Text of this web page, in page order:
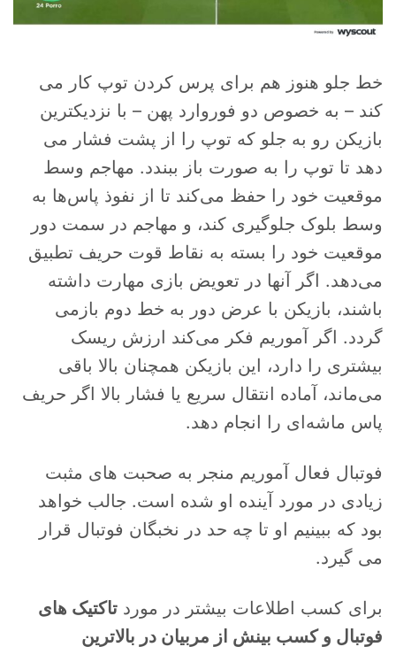
خط جلو هنوز هم برای پرس کردن توپ کار می
کند – به خصوص دو فوروارد پهن – با نزدیکترین
بازیکن رو به جلو که توپ را از پشت فشار می
دهد تا توپ را به صورت باز ببندد. مهاجم وسط
موقعیت خود را حفظ می‌کند تا از نفوذ پاس‌ها به
وسط بلوک جلوگیری کند، و مهاجم در سمت دور
موقعیت خود را بسته به نقاط قوت حریف تطبیق
می‌دهد. اگر آنها در تعویض بازی مهارت داشته
باشند، بازیکن با عرض دور به خط دوم بازمی
گردد. اگر آموریم فکر می‌کند ارزش ریسک
بیشتری را دارد، این بازیکن همچنان بالا باقی
می‌ماند، آماده انتقال سریع یا فشار بالا اگر حریف
پاس ماشه‌ای را انجام دهد.
فوتبال فعال آموریم منجر به صحبت های مثبت
زیادی در مورد آینده او شده است. جالب خواهد
بود که ببینیم او تا چه حد در نخبگان فوتبال قرار
می گیرد.
برای کسب اطلاعات بیشتر در موردتاکتیک های
فوتبال و کسب بینش از مربیان در بالاترین